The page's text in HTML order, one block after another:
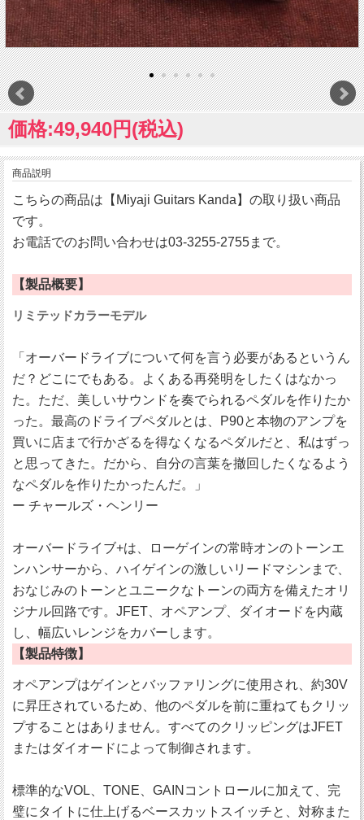
価格:49,940円(税込)
商品説明
こちらの商品は【Miyaji Guitars Kanda】の取り扱い商品
です。
お電話でのお問い合わせは03-3255-2755まで。
【製品概要】
リミテッドカラーモデル
「オーバードライブについて何を言う必要があるというん
だ？どこにでもある。よくある再発明をしたくはなかっ
た。ただ、美しいサウンドを奏でられるペダルを作りたか
った。最高のドライブペダルとは、P90と本物のアンプを
買いに店まで行かざるを得なくなるペダルだと、私はずっ
と思ってきた。だから、自分の言葉を撤回したくなるよう
なペダルを作りたかったんだ。」
ー チャールズ・ヘンリー
オーバードライブ+は、ローゲインの常時オンのトーンエ
ンハンサーから、ハイゲインの激しいリードマシンまで、
おなじみのトーンとユニークなトーンの両方を備えたオリ
ジナル回路です。JFET、オペアンプ、ダイオードを内蔵
し、幅広いレンジをカバーします。
【製品特徴】
オペアンプはゲインとバッファリングに使用され、約30V
に昇圧されているため、他のペダルを前に重ねてもクリッ
プすることはありません。すべてのクリッピングはJFET
またはダイオードによって制御されます。
標準的なVOL、TONE、GAINコントロールに加えて、完
璧にタイトに仕上げるベースカットスイッチと、対称また